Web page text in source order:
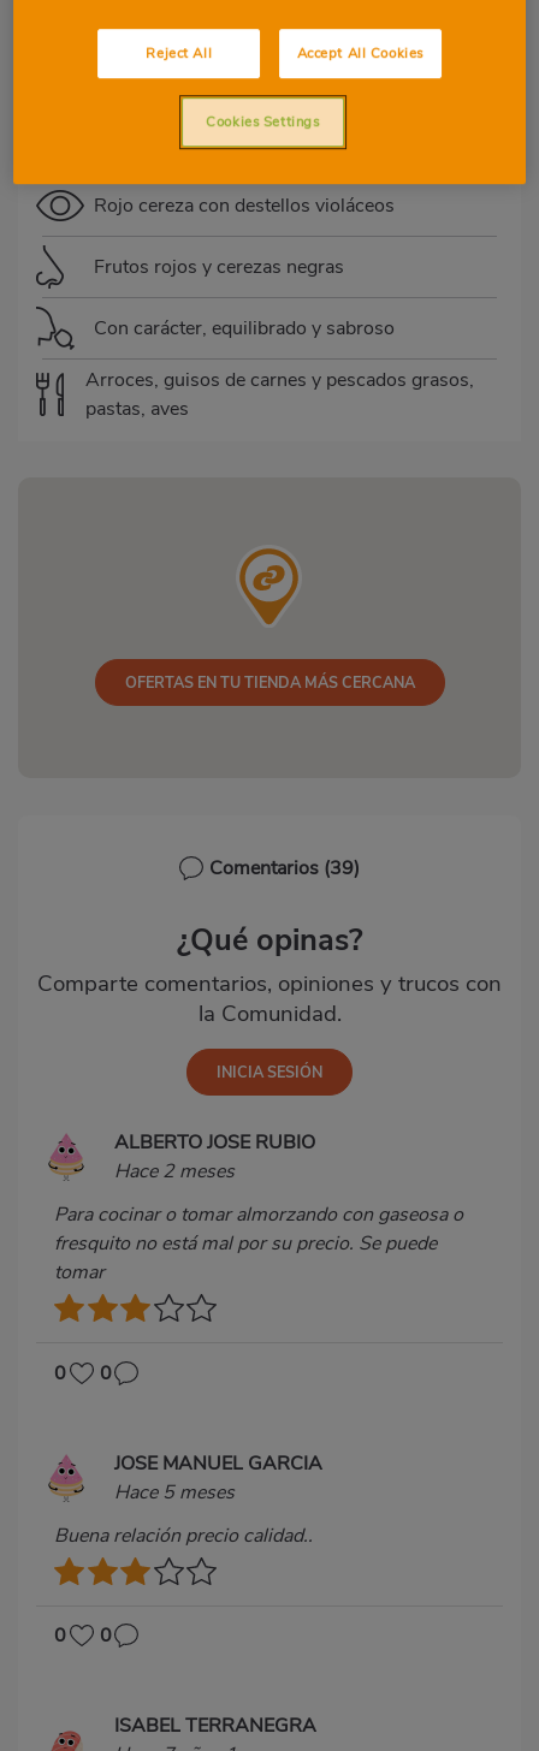
TEMPRANILLO
Sin crianza
Rojo cereza con destellos violáceos
Frutos rojos y cerezas negras
Con carácter, equilibrado y sabroso
Arroces, guisos de carnes y pescados grasos,
pastas, aves
OFERTAS EN TU TIENDA MÁS CERCANA
Comentarios (39)
¿Qué opinas?
Comparte comentarios, opiniones y trucos con
la Comunidad.
ALBERTO JOSE RUBIO
Hace 2 meses
Para cocinar o tomar almorzando con gaseosa o
fresquito no está mal por su precio. Se puede
tomar
0 0
JOSE MANUEL GARCIA
Hace 5 meses
Buena relación precio calidad..
0 0
ISABEL TERRANEGRA
Reject All Accept All Cookies
Cookies Settings